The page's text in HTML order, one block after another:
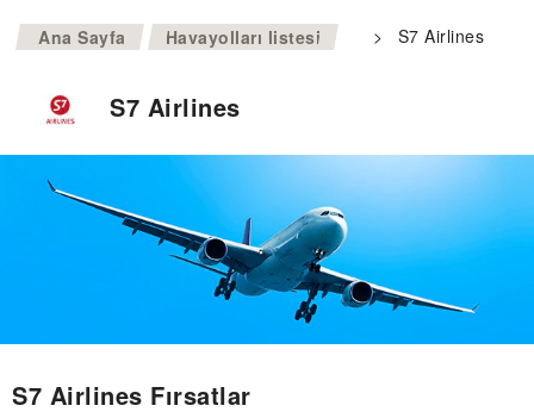
Ana Sayfa >
Havayolları listesi > S7 Airlines
S7 Airlines
S7 Airlines Fırsatlar